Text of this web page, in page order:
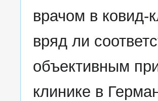
врачом в ковид-
вряд ли
объективным
клинике в